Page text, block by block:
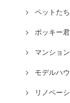
ペットたち
ポッキー
マンショ
モデルハ
リノベー